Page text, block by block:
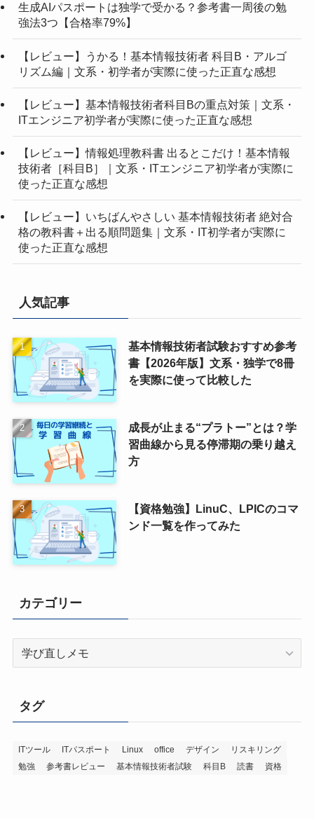
生成AIパスポートは独学で受かる？参考書一周後の勉
強法3つ【合格率79%】
【レビュー】うかる！基本情報技術者 科目B・アルゴ
リズム編｜文系・初学者が実際に使った正直な感想
【レビュー】基本情報技術者科目Bの重点対策｜文系・
ITエンジニア初学者が実際に使った正直な感想
【レビュー】情報処理教科書 出るとこだけ！基本情報
技術者［科目B］｜文系・ITエンジニア初学者が実際に
使った正直な感想
【レビュー】いちばんやさしい 基本情報技術者 絶対合
格の教科書＋出る順問題集｜文系・IT初学者が実際に
使った正直な感想
人気記事
基本情報技術者試験おすすめ参考
書【2026年版】文系・独学で8冊
を実際に使って比較した
成長が止まる“プラトー”とは？学
習曲線から見る停滞期の乗り越え
方
【資格勉強】LinuC、LPICのコマ
ンド一覧を作ってみた
カテゴリー
ー
タグ
ITツール ITパスポート Linux office デザイン
リスキリング
勉強
参考書レビュー 基本情報技術者試験 科目B 読書 資格